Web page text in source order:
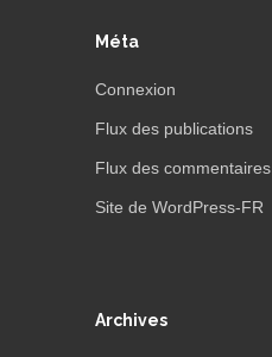
Méta
Connexion
Flux des publications
Flux des commentaires
Site de WordPress-FR
Archives